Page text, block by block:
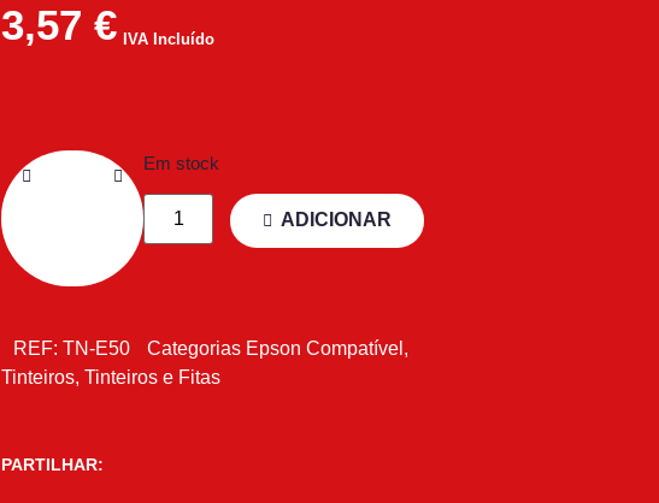
3,57 € IVA Incluído
Em stock
ADICIONAR
REF: TN-E50 Categorias Epson Compatível ,
Tinteiros, Tinteiros e Fitas
PARTILHAR: